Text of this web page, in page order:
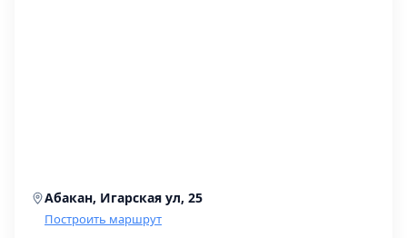
Абакан, Игарская ул, 25
Построить маршрут